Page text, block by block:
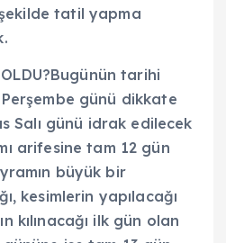
tatil yapma
OLDU?Bugünün tarihi
günü dikkate
Salı günü idrak edilecek
arifesine tam 12 gün
büyük bir
kesimlerin yapılacağı
kılınacağı ilk gün olan